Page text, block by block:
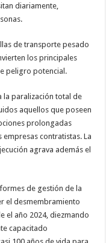
diariamente,
de transporte pesado
los principales
peligro potencial.
la paralización total de
aquellos que poseen
prolongadas
contratistas. La
agrava además el
de gestión de la
el desmembramiento
el año 2024, diezmando
capacitado